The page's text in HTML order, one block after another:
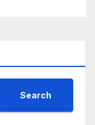
Search